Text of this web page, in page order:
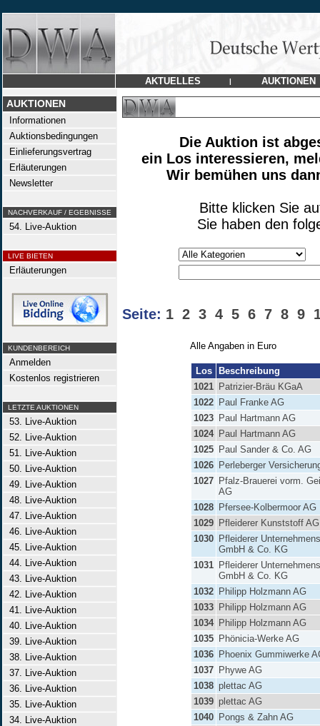
AKTUELLES | AUKTIONEN
AUKTIONEN
Informationen
Auktionsbedingungen
Einlieferungsvertrag
Erläuterungen
Newsletter
NACHVERKAUF / EGEBNISSE
54. Live-Auktion
LIVE BIETEN
Erläuterungen
KUNDENBEREICH
Anmelden
Kostenlos registrieren
LETZTE AUKTIONEN
53. Live-Auktion
52. Live-Auktion
51. Live-Auktion
50. Live-Auktion
49. Live-Auktion
48. Live-Auktion
47. Live-Auktion
46. Live-Auktion
45. Live-Auktion
44. Live-Auktion
43. Live-Auktion
42. Live-Auktion
41. Live-Auktion
40. Live-Auktion
39. Live-Auktion
38. Live-Auktion
37. Live-Auktion
36. Live-Auktion
35. Live-Auktion
34. Live-Auktion
Die Auktion ist
ein Los interessieren,
Wir bemühen uns
Bitte klicken Sie
Sie haben den
Seite: 1 2 3 4 5 6 7 8 9
Alle Angaben in Euro
Los
Beschreibung
1021 Patrizier-Bräu KGaA
1022 Paul Franke AG
1023 Paul Hartmann AG
1024 Paul Hartmann AG
1025 Paul Sander & Co. AG
1026 Perleberger
1027 Pfalz-Brauerei vorm.
AG
1028 Pfersee-Kolbermoor AG
1029 Pfleiderer Kunststoff AG
1030 Pfleiderer
GmbH & Co. KG
1031 Pfleiderer
GmbH & Co. KG
1032 Philipp Holzmann AG
1033 Philipp Holzmann AG
1034 Philipp Holzmann AG
1035 Phönicia-Werke AG
1036 Phoenix Gummiwerke
1037 Phywe AG
1038 plettac AG
1039 plettac AG
1040 Pongs & Zahn AG